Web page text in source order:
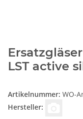
LST active
Artikelnummer: WO-
Hersteller: